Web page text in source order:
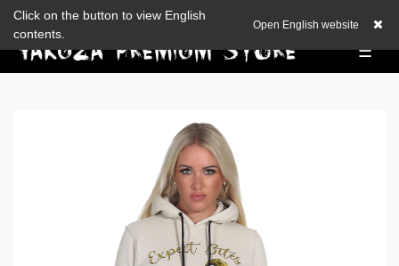
Check out our blog
☰
Click on the button to view English
contents.
Open English website